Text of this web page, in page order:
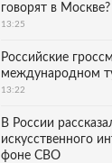
говорят в Москве?
13:25
Российские
международном
13:22
В России
искусственного
фоне СВО